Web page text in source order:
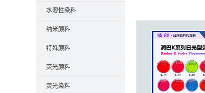
水溶性染料
纳米颜料
特殊颜料
荧光颜料
荧光染料